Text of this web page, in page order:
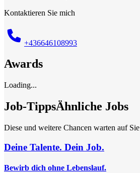
Kontaktieren Sie mich
+436646108993
Awards
Loading...
Job-TippsÄhnliche Jobs
Diese und weitere Chancen warten auf Sie
Deine Talente. Dein Job.
Bewirb dich ohne Lebenslauf.